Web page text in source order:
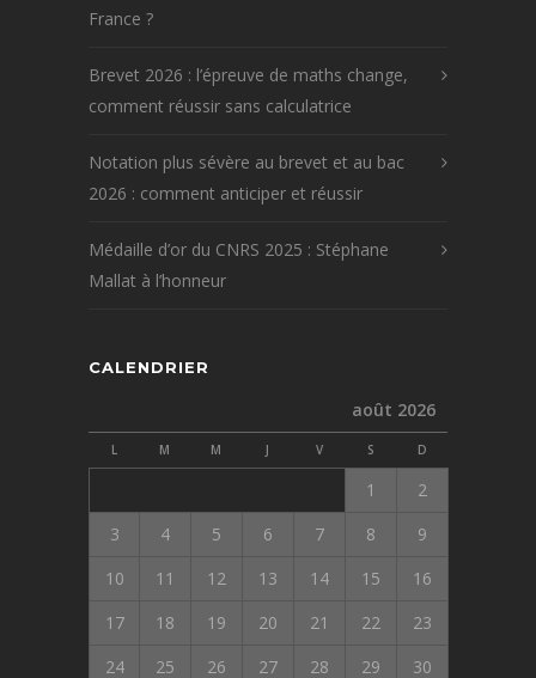
France ?
Brevet 2026 : l’épreuve de maths change,
comment réussir sans calculatrice
Notation plus sévère au brevet et au bac
2026 : comment anticiper et réussir
Médaille d’or du CNRS 2025 : Stéphane
Mallat à l’honneur
CALENDRIER
août 2026
L M M J V S D
1
2
3
4 5 6 7 8
9
10
11 12 13 14 15
16
17
18 19 20 21 22
23
24
25 26 27 28 29 30